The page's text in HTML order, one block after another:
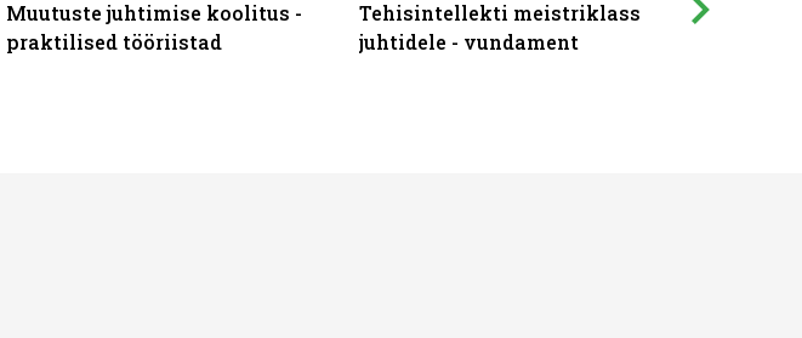
Muutuste juhtimise koolitus -
praktilised tööriistad
Tehisintellekti meistriklass
juhtidele - vundament